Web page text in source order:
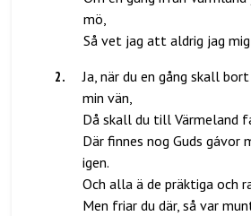
mö,
2.
Ja, när du en gång skall
min vän,
Då skall du till Värmeland
Där finnes nog Guds gávor
igen.
Och alla ä de präktiga och
Men friar du där, så var